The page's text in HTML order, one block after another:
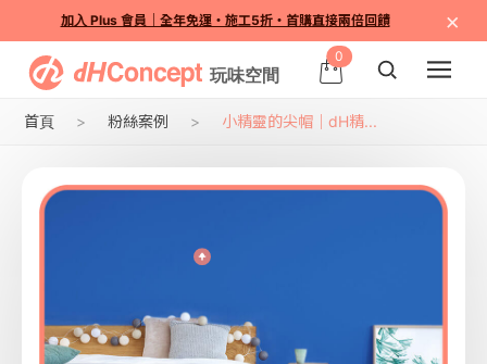
加入 Plus 會員｜全年免運・施工5折・首購直接兩倍回饋 ×
0
首頁 粉絲案例 小精靈的尖帽｜dH精...